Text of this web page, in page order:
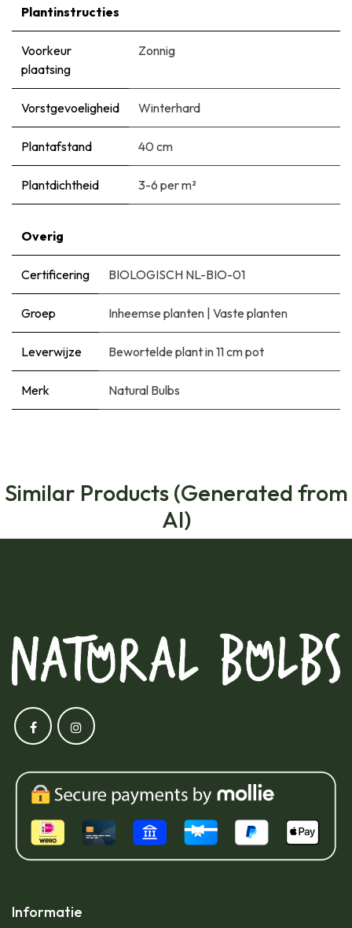
Plantinstructies
Voorkeur
plaatsing
Zonnig
Vorstgevoeligheid Winterhard
Plantafstand 40 cm
Plantdichtheid 3-6 per m²
Overig
Certificering BIOLOGISCH NL-BIO-01
Groep Inheemse planten | Vaste planten
Leverwijze Bewortelde plant in 11 cm pot
Merk Natural Bulbs
Similar Products (Generated from
AI)
Informatie